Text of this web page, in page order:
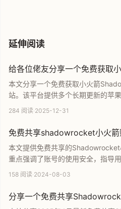
延伸阅读
给各位佬友分享一个免费获取
本文分享一个免费获取小火箭
站。该平台提供多个长期更新的苹
中下载付费应用。用户可直接访问
和共享资源的优质参考指南。
284 阅读·2025-12-31
免费共享shadowrocket小火箭
本文提供免费共享的
重点强调了账号的使用安全，指导
免在系统设置中登录。通过简单的
号的实用指南。
158 阅读·2024-08-03
分享一个免费共享